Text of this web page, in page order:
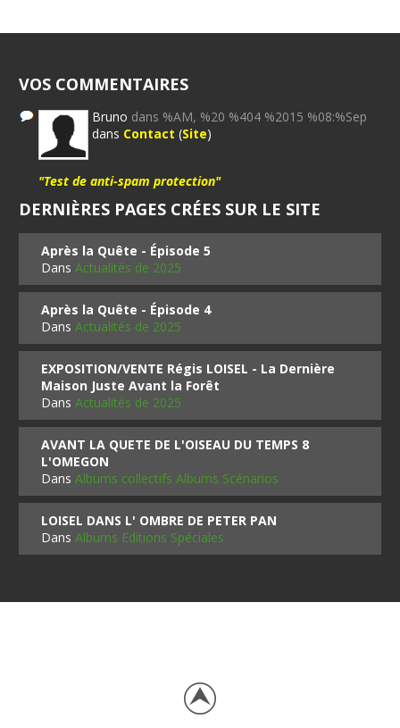
VOS COMMENTAIRES
Bruno dans %AM, %20 %404 %2015 %08:%Sep
dans Contact (Site)
"Test de anti-spam protection"
DERNIÈRES PAGES CRÉES SUR LE SITE
Après la Quête - Épisode 5
DansActualités de 2025
Après la Quête - Épisode 4
DansActualités de 2025
EXPOSITION/VENTE Régis LOISEL - La Dernière
Maison Juste Avant la Forêt
DansActualités de 2025
AVANT LA QUETE DE L'OISEAU DU TEMPS 8
L'OMEGON
DansAlbums collectifs Albums Scénarios
LOISEL DANS L' OMBRE DE PETER PAN
DansAlbums Editions Spéciales